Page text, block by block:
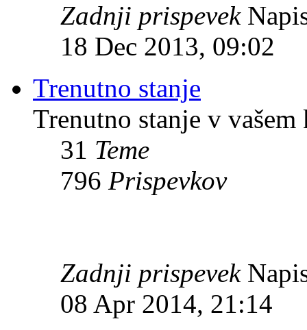
Zadnji prispevek
18 Dec 2013, 09:02
Trenutno stanje
Trenutno stanje v vašem
31 Teme
796 Prispevkov
Zadnji prispevek
08 Apr 2014, 21:14